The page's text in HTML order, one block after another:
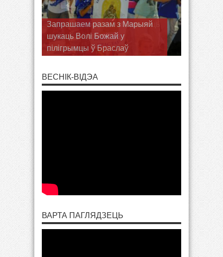
Запрашаем разам з Марыяй
шукаць Волі Божай у
пілігрымцы ў Браслаў
ВЕСНІК-ВІДЭА
ВАРТА ПАГЛЯДЗЕЦЬ